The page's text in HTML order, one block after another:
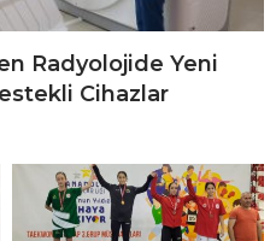
Radyolojide Yeni
Cihazlar